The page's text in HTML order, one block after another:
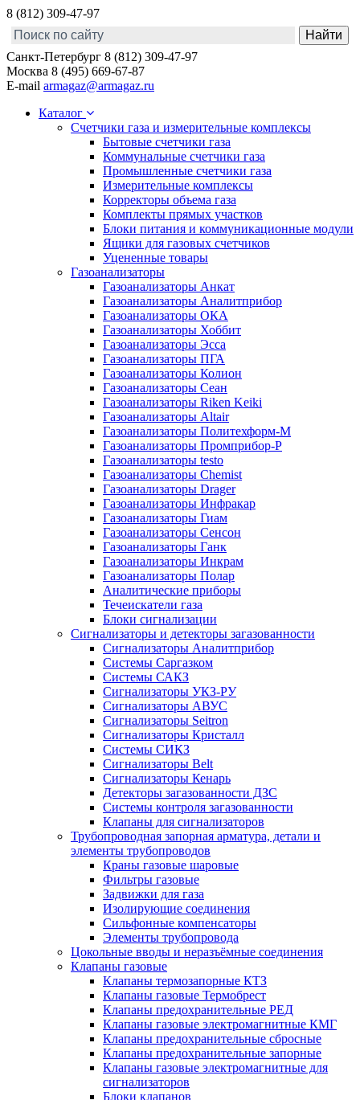
8 (812) 309-47-97
Санкт-Петербург 8 (812) 309-47-97
Москва 8 (495) 669-67-87
E-mail armagaz@armagaz.ru
Каталог
Счетчики газа и измерительные комплексы
Бытовые счетчики газа
Коммунальные счетчики газа
Промышленные счетчики газа
Измерительные комплексы
Корректоры объема газа
Комплекты прямых участков
Блоки питания и коммуникационные модули
Ящики для газовых счетчиков
Уцененные товары
Газоанализаторы
Газоанализаторы Анкат
Газоанализаторы Аналитприбор
Газоанализаторы ОКА
Газоанализаторы Хоббит
Газоанализаторы Эсса
Газоанализаторы ПГА
Газоанализаторы Колион
Газоанализаторы Сеан
Газоанализаторы Riken Keiki
Газоанализаторы Altair
Газоанализаторы Политехформ-М
Газоанализаторы Промприбор-Р
Газоанализаторы testo
Газоанализаторы Chemist
Газоанализаторы Drager
Газоанализаторы Инфракар
Газоанализаторы Гиам
Газоанализаторы Сенсон
Газоанализаторы Ганк
Газоанализаторы Инкрам
Газоанализаторы Полар
Аналитические приборы
Течеискатели газа
Блоки сигнализации
Сигнализаторы и детекторы загазованности
Сигнализаторы Аналитприбор
Системы Саргазком
Системы САКЗ
Сигнализаторы УКЗ-РУ
Сигнализаторы АВУС
Сигнализаторы Seitron
Сигнализаторы Кристалл
Системы СИКЗ
Сигнализаторы Belt
Сигнализаторы Кенарь
Детекторы загазованности ДЗС
Системы контроля загазованности
Клапаны для сигнализаторов
Трубопроводная запорная арматура, детали и
элементы трубопроводов
Краны газовые шаровые
Фильтры газовые
Задвижки для газа
Изолирующие соединения
Сильфонные компенсаторы
Элементы трубопровода
Цокольные вводы и неразъёмные соединения
Клапаны газовые
Клапаны термозапорные КТЗ
Клапаны газовые Термобрест
Клапаны предохранительные РЕД
Клапаны газовые электромагнитные КМГ
Клапаны предохранительные сбросные
Клапаны предохранительные запорные
Клапаны газовые электромагнитные для
сигнализаторов
Блоки клапанов